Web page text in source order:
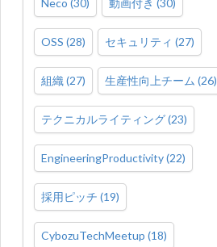
Neco (30) 動画付き (30)
OSS (28) セキュリティ (27)
組織(27) 生産性向上チーム (26)
テクニカルライティング(23)
EngineeringProductivity(22)
採用ピッチ (19)
CybozuTechMeetup (18)